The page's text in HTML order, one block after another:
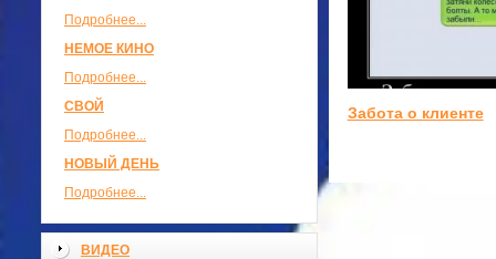
Подробнее...
НЕМОЕ КИНО
Подробнее...
СВОЙ
Подробнее...
НОВЫЙ ДЕНЬ
Подробнее...
ВИДЕО
Забота о клиенте